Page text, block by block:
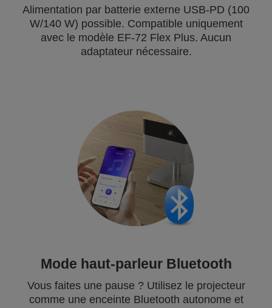
Alimentation par batterie externe USB-PD (100
W/140 W) possible. Compatible uniquement
avec le modèle EF-72 Flex Plus. Aucun
adaptateur nécessaire.
Mode haut-parleur Bluetooth
Vous faites une pause ? Utilisez le projecteur
comme une enceinte Bluetooth autonome et